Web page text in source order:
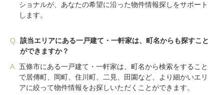
ショナルが、あなたの希望に沿った物件情報探しをサポート
します。
Q.
該当エリアにある一戸建て・一軒家は、町名からも探すこと
ができますか？
A. 五條市にある一戸建て・一軒家は、町名から検索をすること
で居傳町、岡町、住川町、二見、田園など、より細かいエリ
アに絞って物件情報をお探しいただくことができます。